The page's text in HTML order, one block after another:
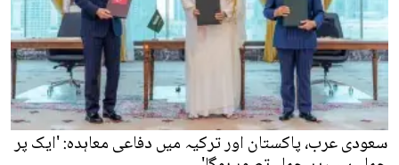
سعودی عرب، پاکستان اور ترکیہ میں دفاعی معاہدہ: 'ایک پر